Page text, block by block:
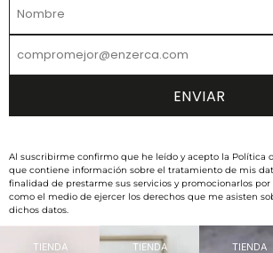
Al suscribirme confirmo que he leído y acepto la Política
que contiene información sobre el tratamiento de mis
finalidad de prestarme sus servicios y promocionarlos
como el medio de ejercer los derechos que me asisten
dichos datos.
TIENDA TIENDA TIENDA